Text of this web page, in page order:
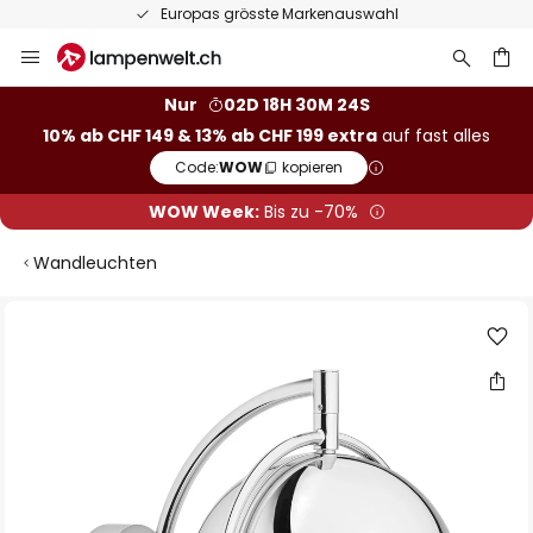
Europas grösste Markenauswahl
Inhalt
Nur
02D 18H 30M 24S
10% ab CHF 149 & 13% ab CHF 199 extra auf fast alles
Code:WOW kopieren
WOW Week:Bis zu -70%
Wandleuchten